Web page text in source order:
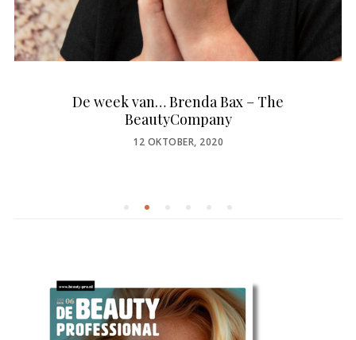
De week van… Brenda Bax – The
BeautyCompany
POSTED
12 OKTOBER, 2020